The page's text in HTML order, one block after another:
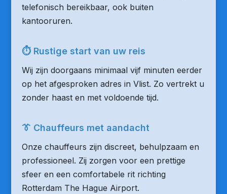
telefonisch bereikbaar, ook buiten
kantooruren.
⏱ Rustige start van uw reis
Wij zijn doorgaans minimaal vijf minuten eerder
op het afgesproken adres in Vlist. Zo vertrekt u
zonder haast en met voldoende tijd.
👔 Chauffeurs met aandacht
Onze chauffeurs zijn discreet, behulpzaam en
professioneel. Zij zorgen voor een prettige
sfeer en een comfortabele rit richting
Rotterdam The Hague Airport.